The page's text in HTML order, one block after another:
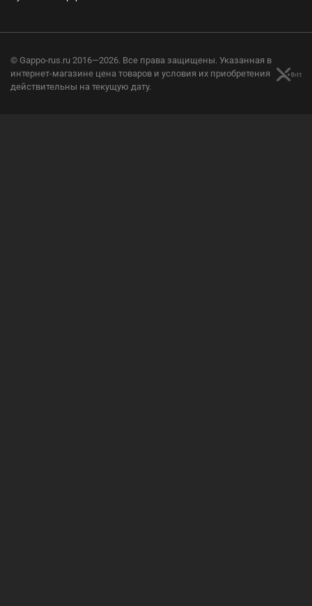
© Gappo-rus.ru 2016—2026. Все права защищены. Указанная в
интернет-магазине цена товаров и условия их приобретения
действительны на текущую дату.